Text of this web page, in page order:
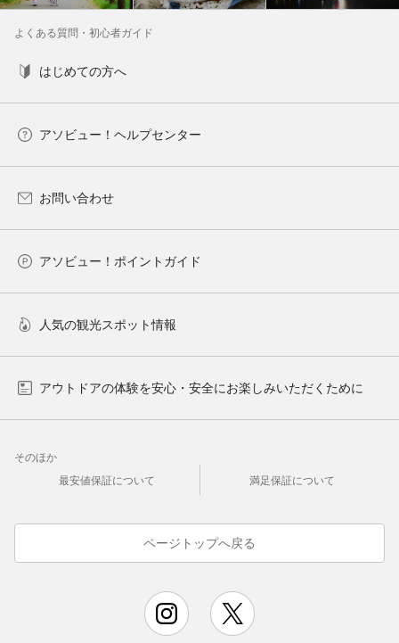
よくある質問・初心者ガイド
はじめての方へ
アソビュー！ヘルプセンター
お問い合わせ
アソビュー！ポイントガイド
人気の観光スポット情報
アウトドアの体験を安心・安全にお楽しみいただくために
そのほか
最安値保証について
満足保証について
ページトップへ戻る